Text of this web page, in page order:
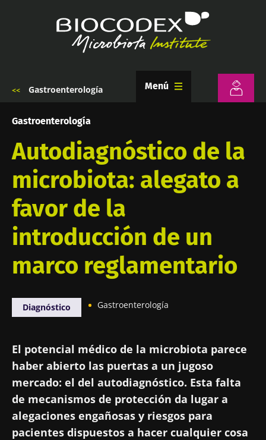
de
a
la
navegación
Gastroenterología Menú
Gastroenterología
Autodiagnóstico de la
microbiota: alegato a
favor de la
introducción de un
marco reglamentario
Diagnóstico Gastroenterología
El potencial médico de la microbiota parece
haber abierto las puertas a un jugoso
mercado: el del autodiagnóstico. Esta falta
de mecanismos de protección da lugar a
alegaciones engañosas y riesgos para
pacientes dispuestos a hacer cualquier cosa